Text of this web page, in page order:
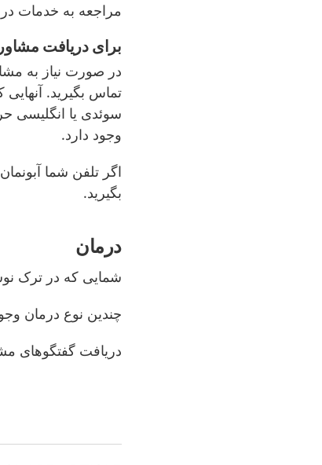
مراجعه به خدمات
برای دریافت مشاوره در
در صورت نیاز به
تماس بگیرید. آنهایی
سوئدی یا انگلیسی
وجود دارد.
اگر تلفن شما
بگیرید.
درمان
شمایی که در ترک
چندین نوع درمان
دریافت گفتگوهای